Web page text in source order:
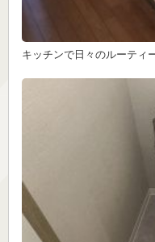
キッチンで日々のルーティ